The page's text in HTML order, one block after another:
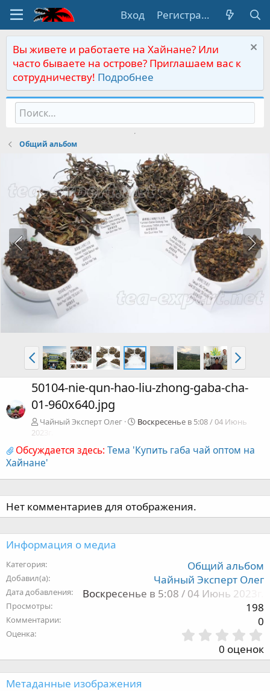
Вход Регистрация
Вы живете и работаете на Хайнане? Или
часто бываете на острове? Приглашаем вас к
сотрудничеству! Подробнее
Общий альбом
50104-nie-qun-hao-liu-zhong-gaba-cha-
01-960x640.jpg
Чайный Эксперт Олег
Воскресенье в 5:08 / 04 Июнь
2023г.
Обсуждается здесь: Тема 'Купить габа чай оптом на
Хайнане'
Нет комментариев для отображения.
Информация о медиа
Категория Общий альбом
Добавил(а) Чайный Эксперт Олег
Дата добавления Воскресенье в 5:08 / 04 Июнь 2023г.
Просмотры 198
Комментарии 0
Оценка
,
0
0
0 оценок
Метаданные изображения